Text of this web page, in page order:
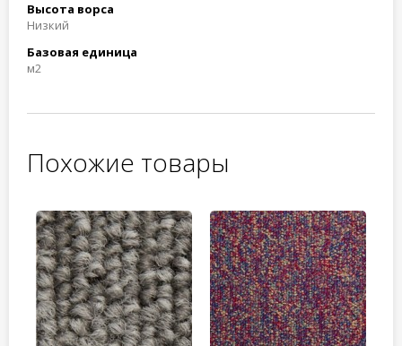
Высота ворса
Низкий
Базовая единица
м2
Похожие товары